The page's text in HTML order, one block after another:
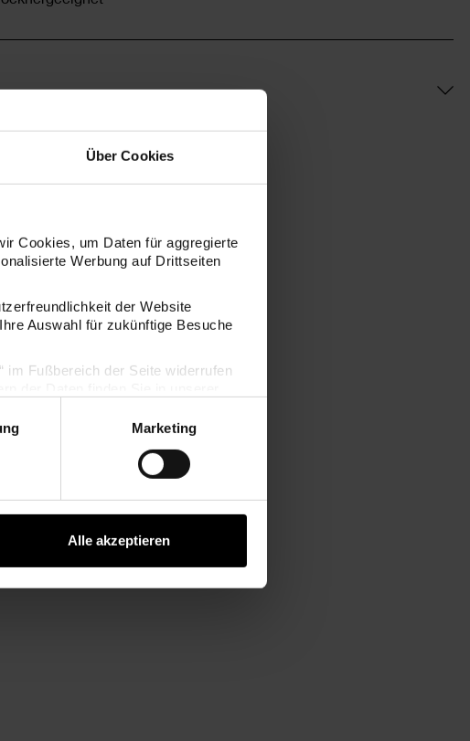
Über Cookies
Cookies, um Daten für aggregierte
Werbung auf Drittseiten
der Website
Auswahl für zukünftige Besuche
im Fußbereich der Seite widerrufen
Marketing
Alle akzeptieren